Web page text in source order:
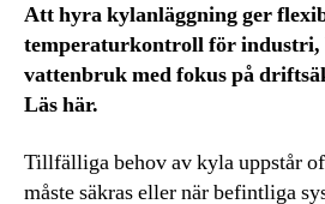
Att hyra kylanläggning ger
temperaturkontroll för industri,
vattenbruk med fokus på
Läs här.
Tillfälliga behov av kyla uppstår
måste säkras eller när befintliga